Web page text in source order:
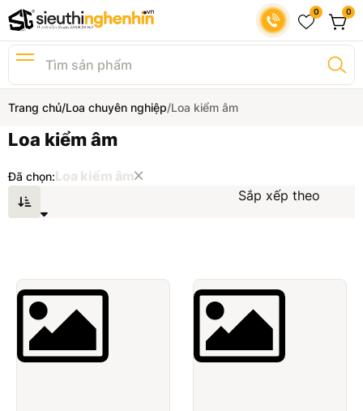
0 0
Loa chính hãng
Amply chính hãng
Loa soundbar
Đầu đĩa - DAC - Nhạc số
Loa subwoofer
Trang chủ Loa chuyên nghiệp Loa kiểm âm
Loa kiểm âm
Đã chọn:Loa kiểm âm
Sắp xếp theo